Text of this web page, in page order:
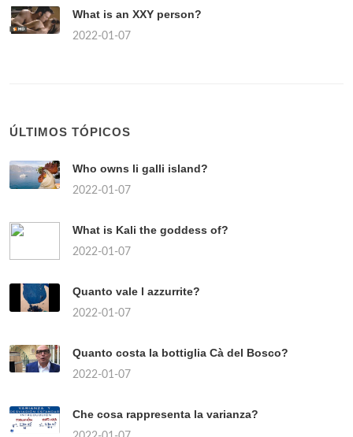
What is an XXY person?
2022-01-07
ÚLTIMOS TÓPICOS
Who owns li galli island?
2022-01-07
What is Kali the goddess of?
2022-01-07
Quanto vale l azzurrite?
2022-01-07
Quanto costa la bottiglia Cà del Bosco?
2022-01-07
Che cosa rappresenta la varianza?